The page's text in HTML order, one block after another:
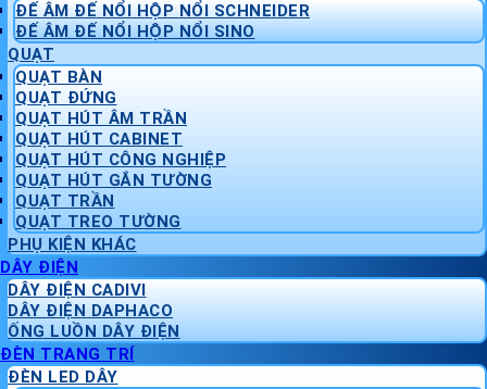
ĐẾ ÂM ĐẾ NỔI HỘP NỔI SCHNEIDER
ĐẾ ÂM ĐẾ NỔI HỘP NỔI SINO
QUẠT
QUẠT BÀN
QUẠT ĐỨNG
QUẠT HÚT ÂM TRẦN
QUẠT HÚT CABINET
QUẠT HÚT CÔNG NGHIỆP
QUẠT HÚT GẮN TƯỜNG
QUẠT TRẦN
QUẠT TREO TƯỜNG
PHỤ KIỆN KHÁC
DÂY ĐIỆN
DÂY ĐIỆN CADIVI
DÂY ĐIỆN DAPHACO
ỐNG LUỒN DÂY ĐIỆN
ĐÈN TRANG TRÍ
ĐÈN LED DÂY